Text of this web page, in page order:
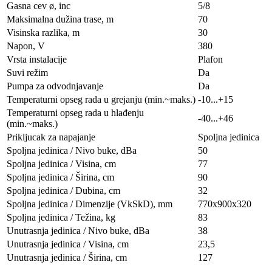
Gasna cev ø, inc
5/8
Maksimalna dužina trase, m
70
Visinska razlika, m
30
Napon, V
380
Vrsta instalacije
Plafon
Suvi režim
Da
Pumpa za odvodnjavanje
Da
Temperaturni opseg rada u grejanju (min.~maks.) -10...+15
Temperaturni opseg rada u hlađenju
(min.~maks.)
-40...+46
Prikljucak za napajanje
Spoljna jedinica
Spoljna jedinica / Nivo buke, dBa
50
Spoljna jedinica / Visina, сm
77
Spoljna jedinica / Širina, сm
90
Spoljna jedinica / Dubina, сm
32
Spoljna jedinica / Dimenzije (VkSkD), mm
770x900x320
Spoljna jedinica / Težina, kg
83
Unutrasnja jedinica / Nivo buke, dBa
38
Unutrasnja jedinica / Visina, сm
23,5
Unutrasnja jedinica / Širina, сm
127